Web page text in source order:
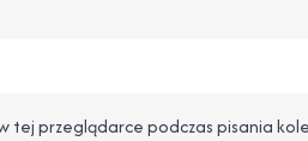
tej przeglądarce podczas pisania